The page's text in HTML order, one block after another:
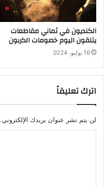
الكنديون في ثماني مقاطعات
يتلقون اليوم خصومات الكربون
16 يوليو، 2024
اترك تعليقاً
لن يتم نشر عنوان بريدك الإلكتروني.